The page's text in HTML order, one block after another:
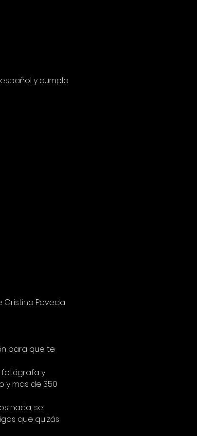
y cumpla
Cristina Poveda
para que te
fotógrafa y
y mas de 350
nada, se
que quizás